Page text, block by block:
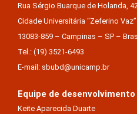
Rua Sérgio Buarque de Holanda,
Cidade Universitária “Zeferino
13083-859 – Campinas – SP –
Tel.: (19) 3521-6493
E-mail: sbubd@unicamp.br
Equipe de desenvolvimento
Keite Aparecida Duarte